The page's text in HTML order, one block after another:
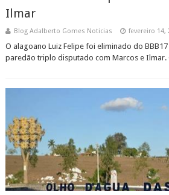
Ilmar
Blog Adalberto Gomes Noticias fevereiro 14,
O alagoano Luiz Felipe foi eliminado do
paredão triplo disputado com Marcos e Ilmar.